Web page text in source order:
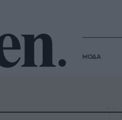
ΜΟΔΑ